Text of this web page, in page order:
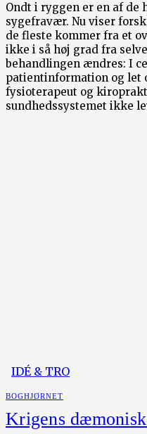
Ondt i ryggen er en af de
sygefravær. Nu viser
de fleste kommer fra et
ikke i så høj grad fra
behandlingen ændres: I
patientinformation og let
fysioterapeut og
sundhedssystemet ikke
IDÉ & TRO
BOGHJØRNET
Krigens